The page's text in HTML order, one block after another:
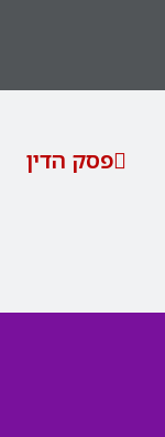
פסק הדין